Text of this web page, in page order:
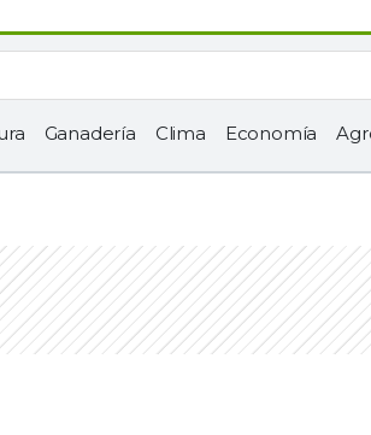
Ganadería Clima Economía